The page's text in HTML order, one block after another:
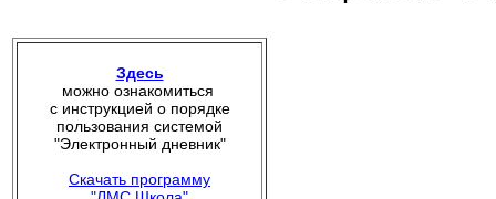
Здесь
можно ознакомиться
с инструкцией о порядке
пользования системой
"Электронный дневник"
Скачать программу